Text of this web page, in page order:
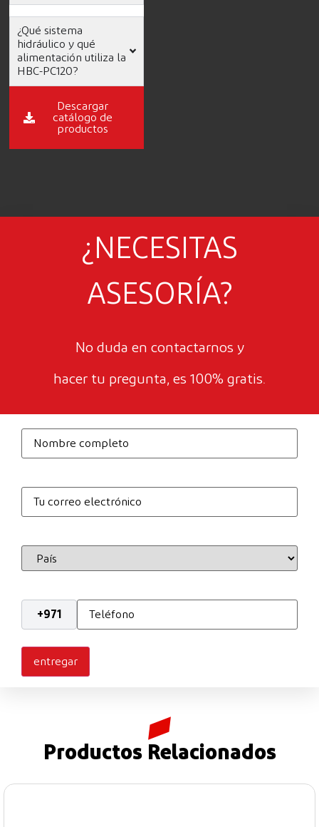
¿Qué sistema
hidráulico y qué
alimentación utiliza la
HBC-PC120?
Descargar
catálogo de
productos
¿NECESITAS
ASESORÍA?
No duda en contactarnos y
hacer tu pregunta, es 100% gratis.
Nombre
completo*
Correo
electrónico*
País
Teléfono
Productos Relacionados